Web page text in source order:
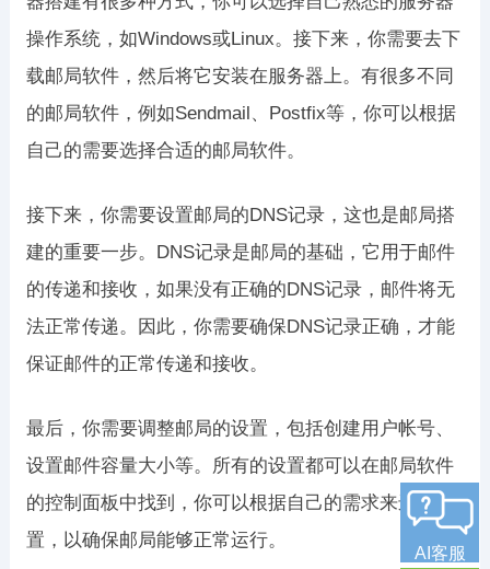
操作系统，如Windows或Linux。接下来，你需要去下
载邮局软件，然后将它安装在服务器上。有很多不同
的邮局软件，例如Sendmail、Postfix等，你可以根据
自己的需要选择合适的邮局软件。
接下来，你需要设置邮局的DNS记录，这也是邮局搭
建的重要一步。DNS记录是邮局的基础，它用于邮件
的传递和接收，如果没有正确的DNS记录，邮件将无
法正常传递。因此，你需要确保DNS记录正确，才能
保证邮件的正常传递和接收。
最后，你需要调整邮局的设置，包括创建用户帐号、
设置邮件容量大小等。所有的设置都可以在邮局软件
的控制面板中找到，你可以根据自己的需求来进行设
置，以确保邮局能够正常运行。
AI客服